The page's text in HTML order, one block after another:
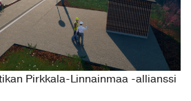
Pirkkala-Linnainmaa -allianssi